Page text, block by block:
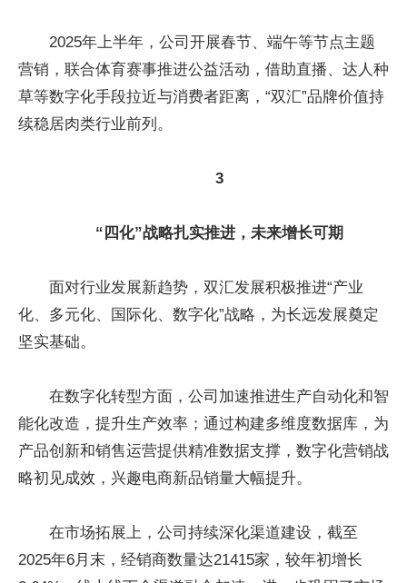
2025年上半年，公司开展春节、端午等节点主题
营销，联合体育赛事推进公益活动，借助直播、达人种
草等数字化手段拉近与消费者距离，“双汇”品牌价值持
续稳居肉类行业前列。
3
“四化”战略扎实推进，未来增长可期
面对行业发展新趋势，双汇发展积极推进“产业
化、多元化、国际化、数字化”战略，为长远发展奠定
坚实基础。
在数字化转型方面，公司加速推进生产自动化和智
能化改造，提升生产效率；通过构建多维度数据库，为
产品创新和销售运营提供精准数据支撑，数字化营销战
略初见成效，兴趣电商新品销量大幅提升。
在市场拓展上，公司持续深化渠道建设，截至
2025年6月末，经销商数量达21415家，较年初增长